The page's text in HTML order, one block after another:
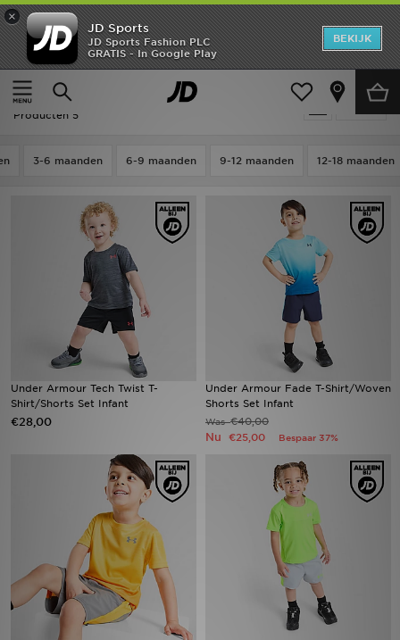
×
JD Sports
JD Sports Fashion PLC
GRATIS - In Google Play
BEKIJK
Thuis
Kids Babykleding (0-3 jaar) T-shirts & Jasjes
Kids - Under Armour T-shirts & Jasjes
Producten 5
3-6 maanden 6-9 maanden 9-12 maanden 12-18 maanden
Under Armour Tech Twist T-
Shirt/Shorts Set Infant
€28,00
Under Armour Fade T-Shirt/Woven
Shorts Set Infant
Was€40,00
Nu €25,00 Bespaar 37%
New In
Heren
Dames
OFFERS
Download de app
Bestelling Traceren
Klantenservice
Vacatures